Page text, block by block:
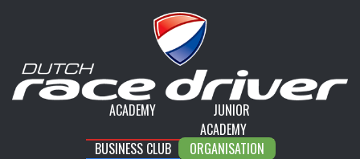
ACADEMY
JUNIOR
ACADEMY
BUSINESS CLUB
ORGANISATION